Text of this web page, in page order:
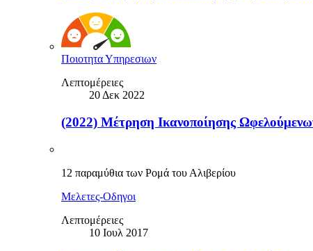
Ποιοτητα Υπηρεσιων
Λεπτομέρειες
20 Δεκ 2022
(2022) Μέτρηση Ικανοποίησης
12 παραμύθια των Ρομά του Αλιβερίου
Μελετες-Οδηγοι
Λεπτομέρειες
10 Ιουλ 2017